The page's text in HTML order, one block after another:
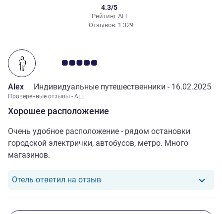
Рейтинг ALL
4.3/5
Отзывов: 1 329
Хорошее расположение
Примечание: отзывы клиентов 5.0/5
Alex Индивидуальные путешественники - 16.02.2025
Проверенные отзывы - ALL
Очень удобное расположение - рядом остановки
городской электрички, автобусов, метро. Много
магазинов.
Отель ответил на отзывОтель ответил на отзыв от Alex